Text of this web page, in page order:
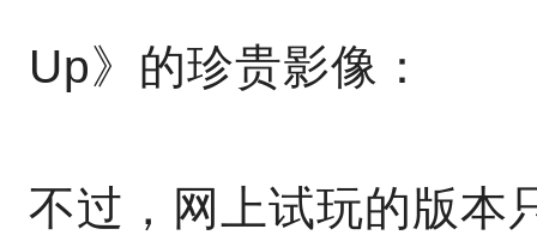
Up》的珍贵影像：
不过，网上试玩的版本